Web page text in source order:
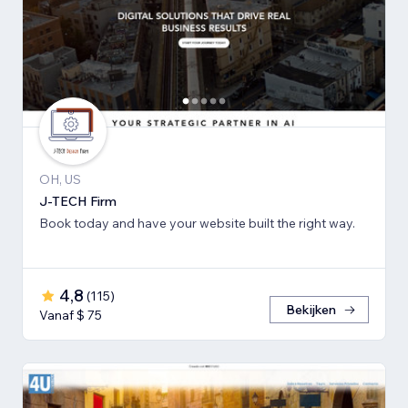
OH, US
J-TECH Firm
Book today and have your website built the right way.
4,8 (115)
Vanaf $ 75
Bekijken